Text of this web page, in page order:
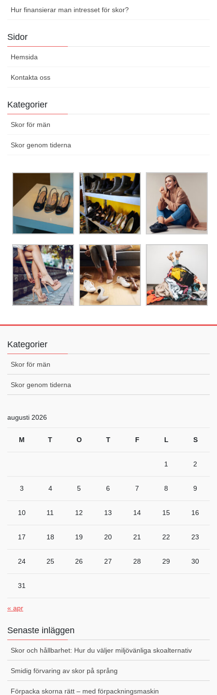
Hur finansierar man intresset för skor?
Sidor
Hemsida
Kontakta oss
Kategorier
Skor för män
Skor genom tiderna
Kategorier
Skor för män
Skor genom tiderna
augusti 2026
M T O T F L S
1 2
3 4 5 6 7 8 9
10 11 12 13 14 15 16
17 18 19 20 21 22 23
24 25 26 27 28 29 30
31
« apr
Senaste inläggen
Skor och hållbarhet: Hur du väljer miljövänliga skoalternativ
Smidig förvaring av skor på språng
Förpacka skorna rätt – med förpackningsmaskin